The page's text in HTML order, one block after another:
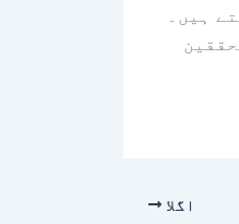
ہیں۔
اگلا